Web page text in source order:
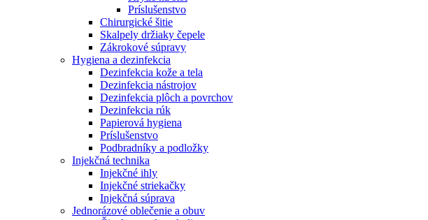
Príslušenstvo
Chirurgické šitie
Skalpely držiaky čepele
Zákrokové súpravy
Hygiena a dezinfekcia
Dezinfekcia kože a tela
Dezinfekcia nástrojov
Dezinfekcia plôch a povrchov
Dezinfekcia rúk
Papierová hygiena
Príslušenstvo
Podbradníky a podložky
Injekčná technika
Injekčné ihly
Injekčné striekačky
Injekčná súprava
Jednorázové oblečenie a obuv